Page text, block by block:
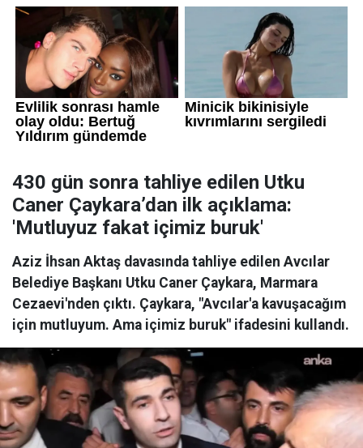
430 gün sonra tahliye edilen Utku
Caner Çaykara’dan ilk açıklama:
'Mutluyuz fakat içimiz buruk'
Aziz İhsan Aktaş davasında tahliye edilen Avcılar
Belediye Başkanı Utku Caner Çaykara, Marmara
Cezaevi'nden çıktı. Çaykara, "Avcılar'a kavuşacağım
için mutluyum. Ama içimiz buruk" ifadesini kullandı.